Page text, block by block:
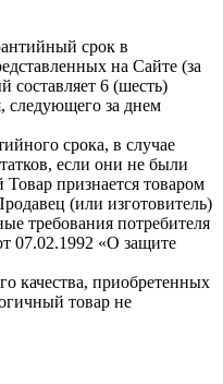
срок в
на Сайте (за
составляет 6 (шесть)
следующего за днем
срока, в случае
если они не были
признается товаром
(или изготовитель)
требования потребителя
07.02.1992 «О защите
качества, приобретенных
товар не